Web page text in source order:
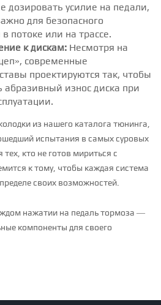
дозировать усилие на педали,
для безопасного
потоке или на трассе.
к дискам: Несмотря на
современные
проектируются так, чтобы
износ диска при
из нашего каталога тюнинга,
испытания в самых суровых
кто не готов мириться с
к тому, чтобы каждая система
своих возможностей.
нажатии на педаль тормоза —
компоненты для своего